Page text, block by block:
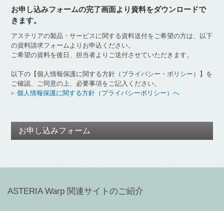
お申し込みフォームの完了画面より資料をダウンロードで
きます。
アステリアの製品・サービスに関する資料送付をご希望の方は、以下
の資料請求フォームよりお申込ください。
ご希望の資料を後日、担当者よりご送付させていただきます。
以下の【個人情報保護に関する方針（プライバシー・ポリシー）】を
ご確認、ご同意の上、必要事項をご記入ください。
個人情報保護に関する方針（プライバシーポリシー）へ
お申し込みフォーム
ASTERIA Warp 関連サイトのご紹介